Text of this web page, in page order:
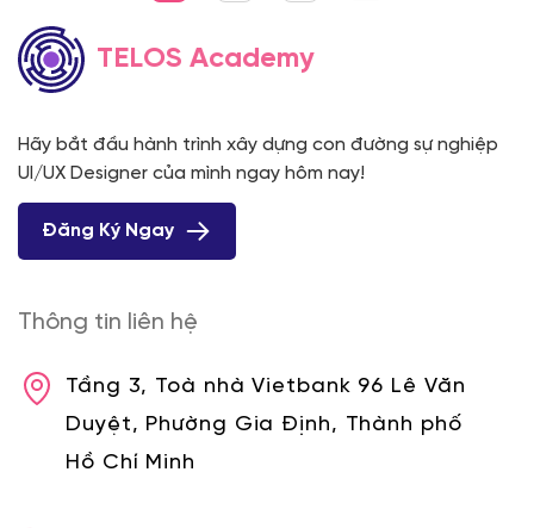
TELOS Academy
Hãy bắt đầu hành trình xây dựng con đường sự nghiệp
UI/UX Designer của mình ngay hôm nay!
Đăng Ký Ngay
Thông tin liên hệ
Tầng 3, Toà nhà Vietbank 96 Lê Văn
Duyệt, Phường Gia Định, Thành phố
Hồ Chí Minh